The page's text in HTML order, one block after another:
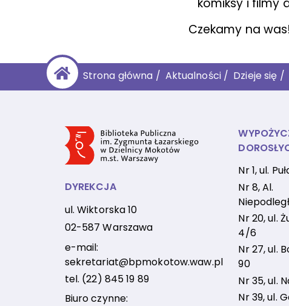
komiksy i filmy
Czekamy na was!
Strona główna / Aktualności/ Dzieje się /
DYREKCJA
ul. Wiktorska 10
02-587 Warszawa
e-mail:
sekretariat@bpmokotow.waw.pl
tel. (22) 845 19 89
Biuro czynne:
Nr 1, ul.
Nr 8, Al.
Nr 20, ul.
4/6
Nr 27, ul.
90
Nr 35, ul.
Nr 39, ul.